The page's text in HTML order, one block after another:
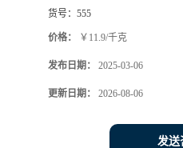
货号： 555
价格： ￥11.9/千克
发布日期： 2025-03-06
更新日期： 2026-08-06
发送